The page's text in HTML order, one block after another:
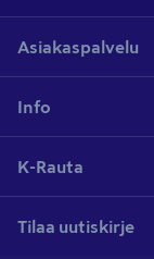
Asiakaspalvelu
Info
K-Rauta
Tilaa uutiskirje